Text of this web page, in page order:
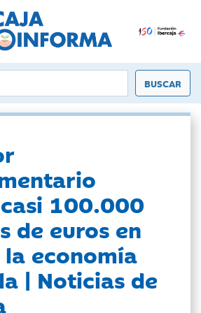
100.000
de euros en
economía
| Noticias de